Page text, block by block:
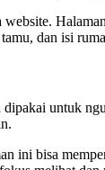
dan isi
untuk
ini bisa